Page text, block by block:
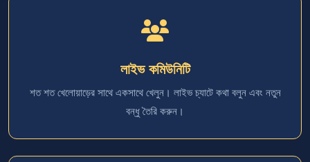
লাইভ কমিউনিটি
শত শত খেলোয়াড়ের সাথে একসাথে খেলুন। লাইভ চ্যাটে কথা বলুন এবং নতুন
বন্ধু তৈরি করুন।